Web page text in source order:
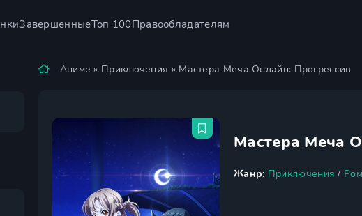
ЗавершенныеТоп 100Правообладателям
Аниме » Приключения » Мастера Меча Онлайн: Прогрессив
Мастера Меча
Жанр: Приключения /